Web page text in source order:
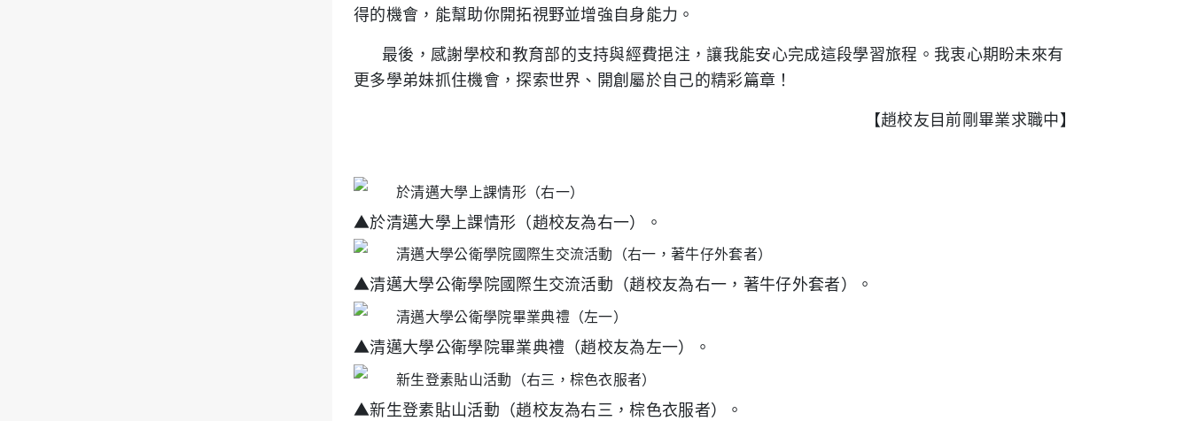
得的機會，能幫助你開拓視野並增強自身能力。
最後，感謝學校和教育部的支持與經費挹注，讓我能安心完成這段學習旅程。我衷心期盼未來有
更多學弟妹抓住機會，探索世界、開創屬於自己的精彩篇章！
【趙校友目前剛畢業求職中】
▲於清邁大學上課情形（趙校友為右一）。
▲清邁大學公衛學院國際生交流活動（趙校友為右一，著牛仔外套者）。
▲清邁大學公衛學院畢業典禮（趙校友為左一）。
▲新生登素貼山活動（趙校友為右三，棕色衣服者）。